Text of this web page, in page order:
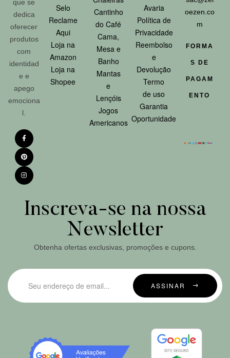
que se
dedica
oferecer
produtos
com
identidad
e e
apego
emociona
l.
Selo
Reclame
Aqui
Loja na
Amazon
Loja na
Shopee
Cantinho
do Café
Cama,
Mesa e
Banho
Mantas
e
Lençóis
Jogos
Americanos
Avaria
Política de
Privacidade
Reembolso
e
Devolução
Termo
de uso
Garantia
Oportunidade
oezen.co
m
FORMA
S DE
PAGAM
ENTO
Inscreva-se na nossa
Newsletter
Obtenha ofertas exclusivas, promoções e cupons.
ASSINAR